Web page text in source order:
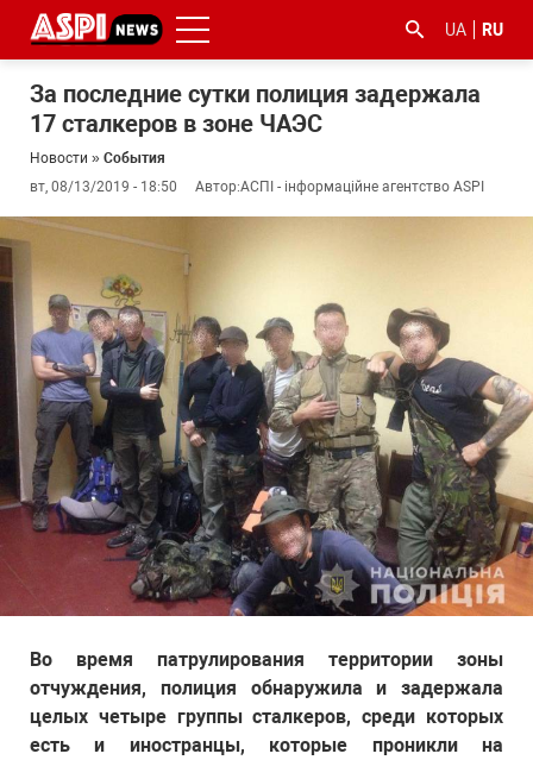
UA RU
За последние сутки полиция задержала
17 сталкеров в зоне ЧАЭС
Новости » События
вт, 08/13/2019 - 18:50
Автор:АСПІ - інформаційне агентство ASPI
Во время патрулирования территории зоны
отчуждения, полиция обнаружила и задержала
целых четыре группы сталкеров, среди которых
есть и иностранцы, которые проникли на
#ООС
#боротьба
з
корупцією